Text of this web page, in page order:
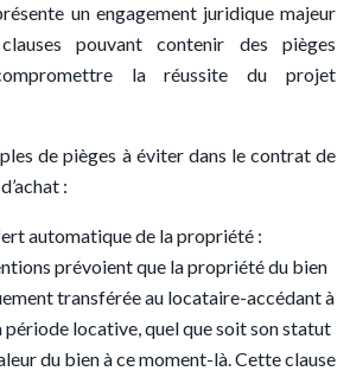
un engagement juridique majeur
pouvant contenir des pièges
la réussite du projet
de pièges à éviter dans le contrat de
:
automatique de la propriété :
prévoient que la propriété du bien
transférée au locataire-accédant à
période locative, quel que soit son statut
du bien à ce moment-là. Cette clause